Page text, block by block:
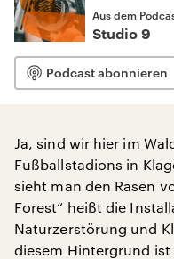
Aus dem
Studio 9
Podcast abonnieren
Ja, sind wir hier im
Fußballstadions in
sieht man den Rasen
Forest“ heißt die
Naturzerstörung und
diesem Hintergrund ist